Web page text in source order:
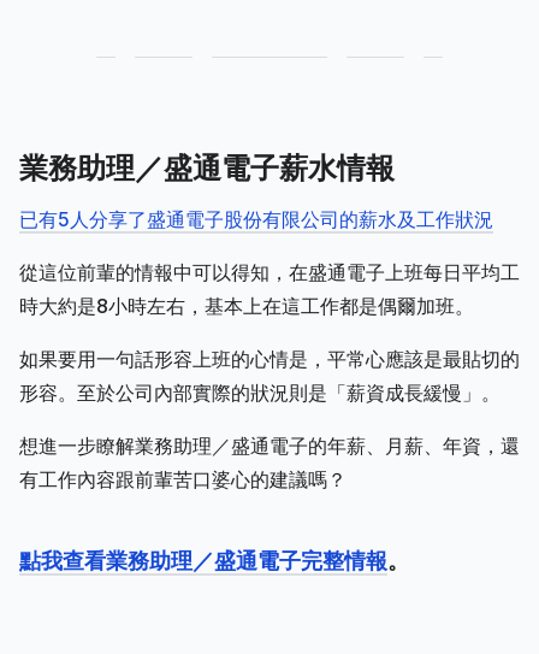
業務助理／盛通電子薪水情報
已有5人分享了盛通電子股份有限公司的薪水及工作狀況
從這位前輩的情報中可以得知，在盛通電子上班每日平均工
時大約是8小時左右，基本上在這工作都是偶爾加班。
如果要用一句話形容上班的心情是，平常心應該是最貼切的
形容。至於公司內部實際的狀況則是「薪資成長緩慢」。
想進一步瞭解業務助理／盛通電子的年薪、月薪、年資，還
有工作內容跟前輩苦口婆心的建議嗎？
點我查看業務助理／盛通電子完整情報。